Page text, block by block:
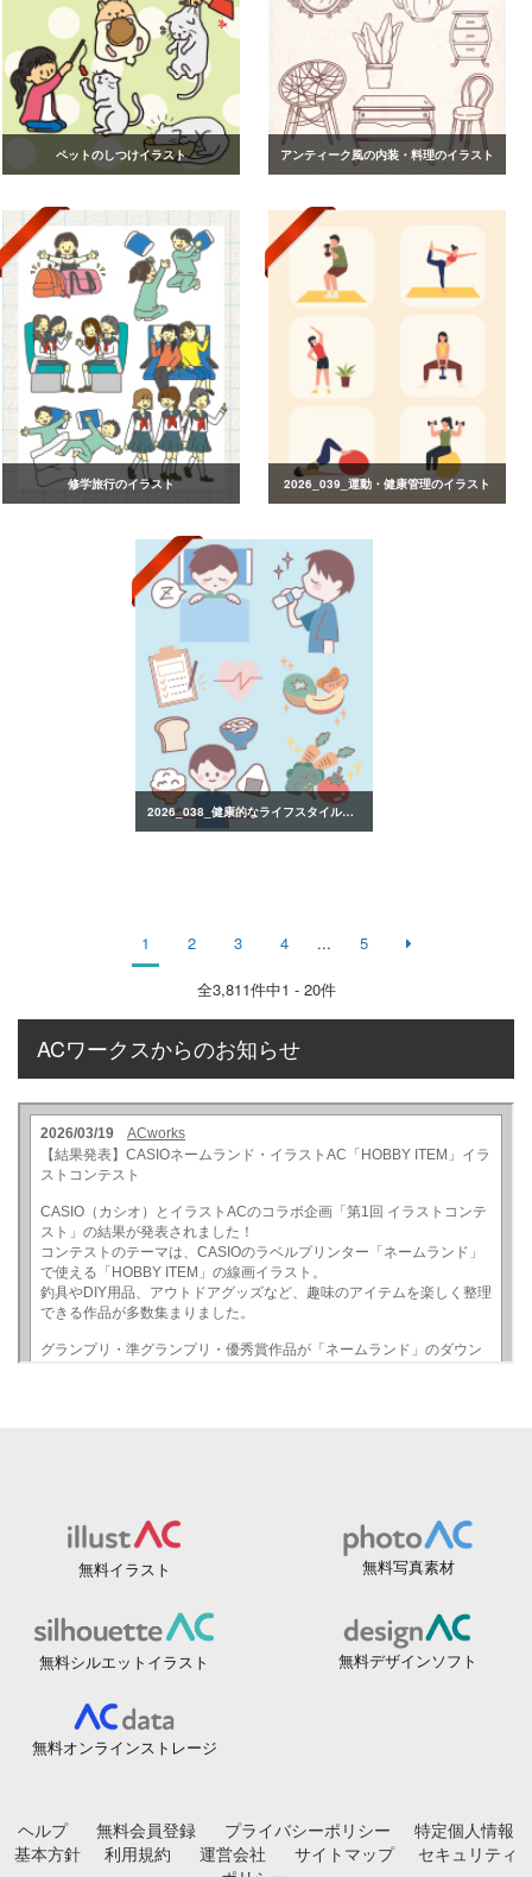
ペットのしつけイラスト アンティーク風の内装・料理のイラスト
修学旅行のイラスト 2026_039_運動・健康管理のイラスト
2026_038_健康的なライフスタイルのイラスト
1 2 3 4 ... 5
全3,811件中1 - 20件
ACワークスからのお知らせ
無料イラスト 無料写真素材
無料シルエットイラスト 無料デザインソフト
無料オンラインストレージ
ヘルプ 無料会員登録 プライバシーポリシー
特定個人情報
基本方針
利用規約 運営会社 サイトマップ
セキュリティ